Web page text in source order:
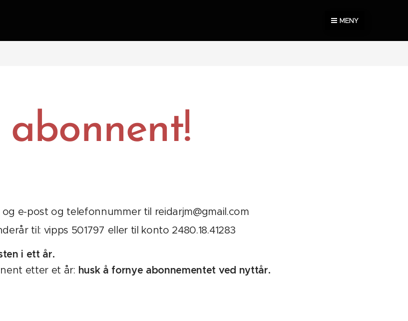
MENY
abonnent!
e-post og telefonnummer til reidarjm@gmail.com
til: vipps 501797 eller til konto 2480.18.41283
i ett år.
etter et år: husk å fornye abonnementet ved nyttår.